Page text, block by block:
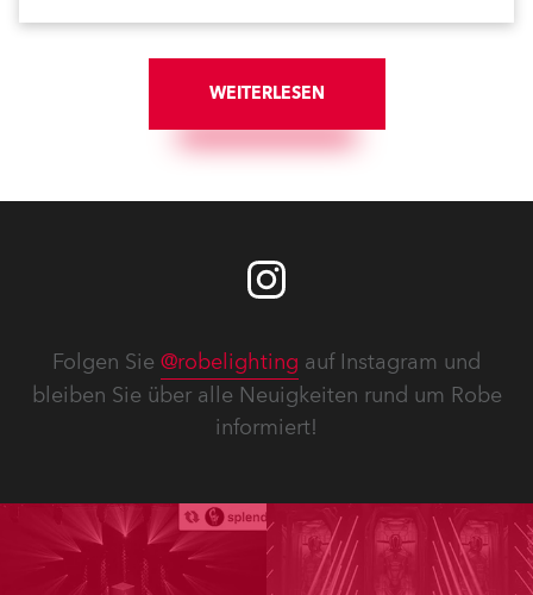
WEITERLESEN
Folgen Sie @robelighting auf Instagram und
bleiben Sie über alle Neuigkeiten rund um Robe
informiert!